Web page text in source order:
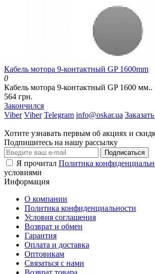
Кабель мотора 9-контактный GP 1600mm
0
Кабель мотора 9-контактный GP 1600 мм..
564 грн.
Закончился
Viber Viber Telegram info@oskar.ua
Хотите узнавать первым об акциях и
Подпишитесь на нашу рассылку
Подписаться
Я прочитал Политика
условиями
Информация
О компании
Политика конфиденциальности
Условия соглашения
Возврат и обмен
Гарантия
Оплата и доставка
Оптовикам
Связаться с нами
Возврат товара